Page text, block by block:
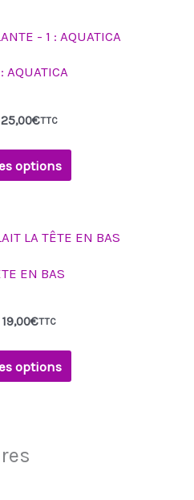
AQUATICA
25,00€TTC
options
EN BAS
19,00€TTC
options